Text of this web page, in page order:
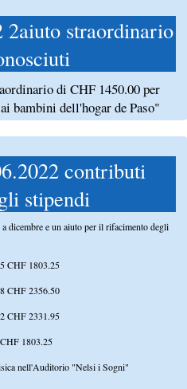
2aiuto straordinario
di CHF 1450.00 per
bambini dell'hogar de Paso"
contributi
stipendi
dicembre e un aiuto per il rifacimento degli
CHF 1803.25
2356.50
CHF 2331.95
1803.25
nell'Auditorio "Nelsi i Sogni"